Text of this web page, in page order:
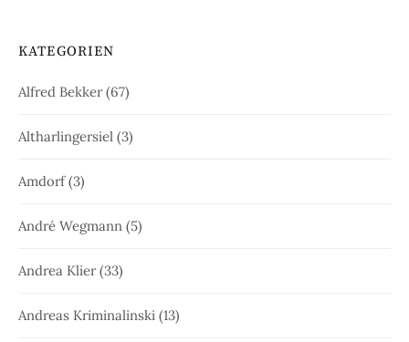
KATEGORIEN
Alfred Bekker(67)
Altharlingersiel (3)
Amdorf(3)
André Wegmann (5)
Andrea Klier(33)
Andreas Kriminalinski (13)